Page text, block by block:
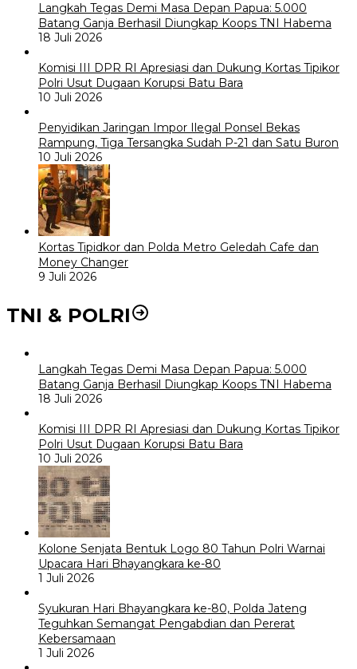
Langkah Tegas Demi Masa Depan Papua: 5.000
Batang Ganja Berhasil Diungkap Koops TNI Habema
18 Juli 2026
Komisi III DPR RI Apresiasi dan Dukung Kortas Tipikor
Polri Usut Dugaan Korupsi Batu Bara
10 Juli 2026
Penyidikan Jaringan Impor Ilegal Ponsel Bekas
Rampung, Tiga Tersangka Sudah P-21 dan Satu Buron
10 Juli 2026
Kortas Tipidkor dan Polda Metro Geledah Cafe dan
Money Changer
9 Juli 2026
TNI & POLRI
Langkah Tegas Demi Masa Depan Papua: 5.000
Batang Ganja Berhasil Diungkap Koops TNI Habema
18 Juli 2026
Komisi III DPR RI Apresiasi dan Dukung Kortas Tipikor
Polri Usut Dugaan Korupsi Batu Bara
10 Juli 2026
Kolone Senjata Bentuk Logo 80 Tahun Polri Warnai
Upacara Hari Bhayangkara ke-80
1 Juli 2026
Syukuran Hari Bhayangkara ke-80, Polda Jateng
Teguhkan Semangat Pengabdian dan Pererat
Kebersamaan
1 Juli 2026